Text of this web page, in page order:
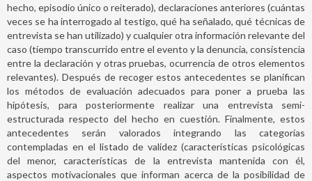
hecho, episodio único o reiterado), declaraciones anteriores (cuántas
veces se ha interrogado al testigo, qué ha señalado, qué técnicas de
entrevista se han utilizado) y cualquier otra información relevante del
caso (tiempo transcurrido entre el evento y la denuncia, consistencia
entre la declaración y otras pruebas, ocurrencia de otros elementos
relevantes). Después de recoger estos antecedentes se planifican
los métodos de evaluación adecuados para poner a prueba las
hipótesis, para posteriormente realizar una entrevista semi-
estructurada respecto del hecho en cuestión. Finalmente, estos
antecedentes serán valorados integrando las categorías
contempladas en el listado de validez (características psicológicas
del menor, características de la entrevista mantenida con él,
aspectos motivacionales que informan acerca de la posibilidad de